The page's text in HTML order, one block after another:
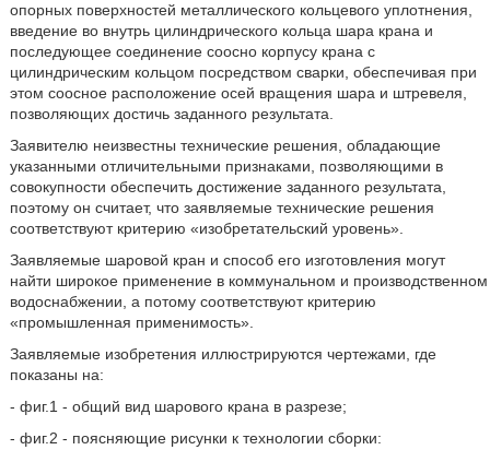
опорных поверхностей металлического кольцевого уплотнения,
введение во внутрь цилиндрического кольца шара крана и
последующее соединение соосно корпусу крана с
цилиндрическим кольцом посредством сварки, обеспечивая при
этом соосное расположение осей вращения шара и штревеля,
позволяющих достичь заданного результата.
Заявителю неизвестны технические решения, обладающие
указанными отличительными признаками, позволяющими в
совокупности обеспечить достижение заданного результата,
поэтому он считает, что заявляемые технические решения
соответствуют критерию «изобретательский уровень».
Заявляемые шаровой кран и способ его изготовления могут
найти широкое применение в коммунальном и производственном
водоснабжении, а потому соответствуют критерию
«промышленная применимость».
Заявляемые изобретения иллюстрируются чертежами, где
показаны на:
- фиг.1 - общий вид шарового крана в разрезе;
- фиг.2 - поясняющие рисунки к технологии сборки: